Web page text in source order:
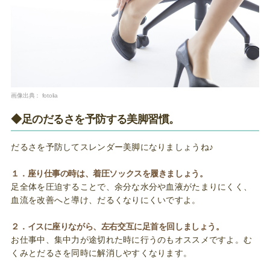
画像出典： fotolia
◆足のだるさを予防する美脚習慣。
だるさを予防してスレンダー美脚になりましょうね♪
１．座り仕事の時は、着圧ソックスを履きましょう。
足全体を圧迫することで、余分な水分や血液がたまりにくく、
血流を改善へと導け、だるくなりにくいですよ。
２．イスに座りながら、左右交互に足首を回しましょう。
お仕事中、集中力が途切れた時に行うのもオススメですよ。む
くみとだるさを同時に解消しやすくなります。